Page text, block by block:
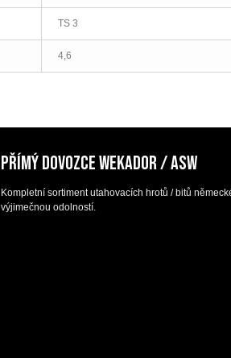
TS 3
4,6
PŘÍMÝ DOVOZCE WEKADOR / ASW
Kompletní sortiment utahovacích hrotů / bitů
výjimečnou odolností.